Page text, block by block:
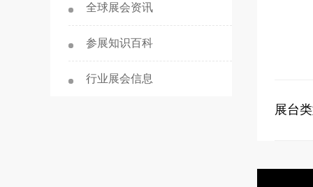
全球展会资讯
参展知识百科
行业展会信息
展台